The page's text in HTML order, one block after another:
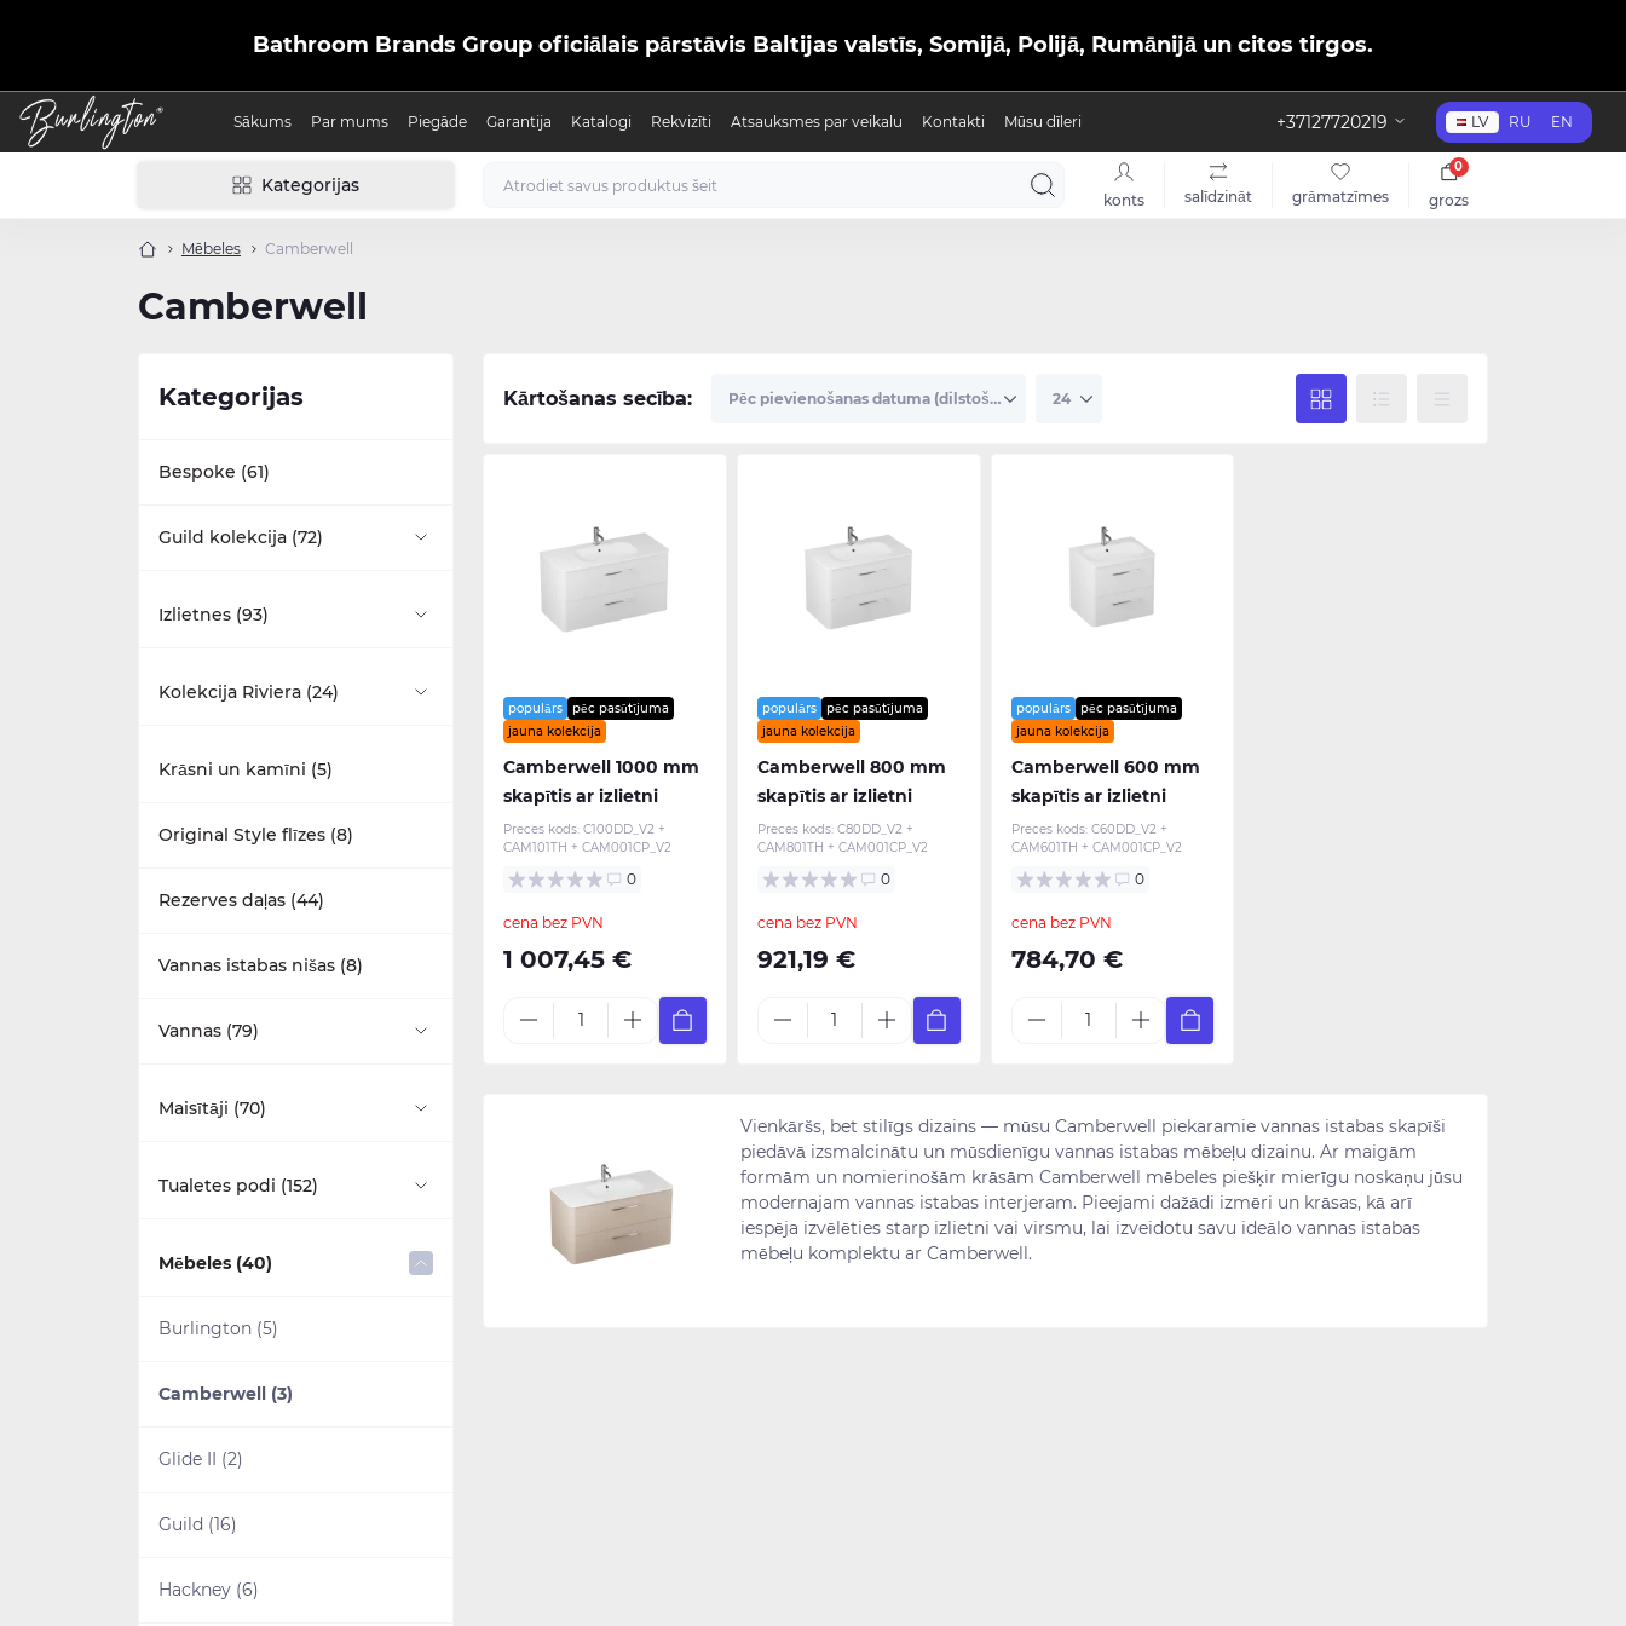
Bathroom Brands Group oficiālais pārstāvis Baltijas valstīs, Somijā, Polijā, Rumānijā un citos tirgos.
Sākums Par mums Piegāde Garantija Katalogi Rekvizīti Atsauksmes par veikalu Kontakti Mūsu dīleri +37127720219 LV RU EN
Kategorijas
konts salīdzināt grāmatzīmes grozs
0
Mēbeles Camberwell
Camberwell
Kategorijas
Bespoke (61)
Guild kolekcija (72)
Aksesuāri (20)
Izlietnes (93)
Piekaramie pie sienas (1)
Izlietnes piederumi (14)
Kolekcija Riviera (24)
Izlietnes (5)
Maisītāji (5)
Mēbeles (7)
Tualetes podi (7)
Krāsni un kamīni (5)
Original Style flīzes (8)
Rezerves daļas (44)
Vannas istabas nišas (8)
Vannas (79)
Brīvi stāvošās (29)
Maisītāji (70)
Virtuves maisitāji (1)
Tualetes podi (152)
Monobloka tualetes podi (24)
Ar zemo skalojamo kasti (17)
Ar vidējo skalojamo kasti (15)
Ar augsto skalojamo kasti (14)
Pie sienas piestiprināmas (16)
Pie sienas piekarināmas (8)
Mēbeles (40)
Burlington (5)
Camberwell (3)
Glide II (2)
Guild (16)
Hackney (6)
Kārtošanas secība:
populārs
pēc pasūtījuma
jauna kolekcija
Camberwell 1000 mm
skapītis ar izlietni
Preces kods: C100DD_V2 +
CAM101TH + CAM001CP_V2
0
cena bez PVN
1 007,45 €
populārs
pēc pasūtījuma
jauna kolekcija
Camberwell 800 mm
skapītis ar izlietni
Preces kods: C80DD_V2 +
CAM801TH + CAM001CP_V2
0
cena bez PVN
921,19 €
populārs
pēc pasūtījuma
jauna kolekcija
Camberwell 600 mm
skapītis ar izlietni
Preces kods: C60DD_V2 +
CAM601TH + CAM001CP_V2
0
cena bez PVN
784,70 €
Vienkāršs, bet stilīgs dizains — mūsu Camberwell piekaramie vannas istabas skapīši
piedāvā izsmalcinātu un mūsdienīgu vannas istabas mēbeļu dizainu. Ar maigām
formām un nomierinošām krāsām Camberwell mēbeles piešķir mierīgu noskaņu jūsu
modernajam vannas istabas interjeram. Pieejami dažādi izmēri un krāsas, kā arī
iespēja izvēlēties starp izlietni vai virsmu, lai izveidotu savu ideālo vannas istabas
mēbeļu komplektu ar Camberwell.